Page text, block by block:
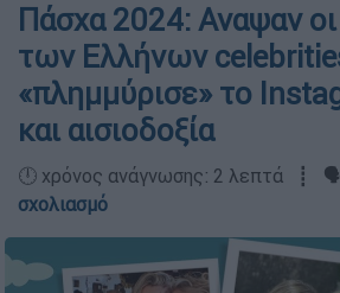
Πάσχα 2024: Αναψαν
των Ελλήνων
«πλημμύρισε» το
και αισιοδοξία
🕛 χρόνος ανάγνωσης: 2 λεπτά ┋
σχολιασμό